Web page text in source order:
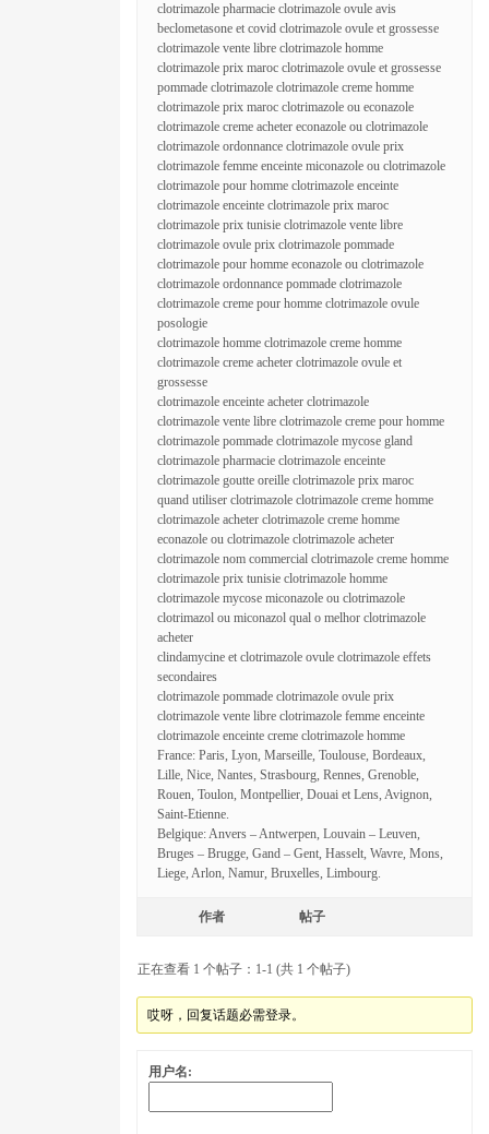
clotrimazole pharmacie clotrimazole ovule avis
beclometasone et covid clotrimazole ovule et grossesse
clotrimazole vente libre clotrimazole homme
clotrimazole prix maroc clotrimazole ovule et grossesse
pommade clotrimazole clotrimazole creme homme
clotrimazole prix maroc clotrimazole ou econazole
clotrimazole creme acheter econazole ou clotrimazole
clotrimazole ordonnance clotrimazole ovule prix
clotrimazole femme enceinte miconazole ou clotrimazole
clotrimazole pour homme clotrimazole enceinte
clotrimazole enceinte clotrimazole prix maroc
clotrimazole prix tunisie clotrimazole vente libre
clotrimazole ovule prix clotrimazole pommade
clotrimazole pour homme econazole ou clotrimazole
clotrimazole ordonnance pommade clotrimazole
clotrimazole creme pour homme clotrimazole ovule
posologie
clotrimazole homme clotrimazole creme homme
clotrimazole creme acheter clotrimazole ovule et
grossesse
clotrimazole enceinte acheter clotrimazole
clotrimazole vente libre clotrimazole creme pour homme
clotrimazole pommade clotrimazole mycose gland
clotrimazole pharmacie clotrimazole enceinte
clotrimazole goutte oreille clotrimazole prix maroc
quand utiliser clotrimazole clotrimazole creme homme
clotrimazole acheter clotrimazole creme homme
econazole ou clotrimazole clotrimazole acheter
clotrimazole nom commercial clotrimazole creme homme
clotrimazole prix tunisie clotrimazole homme
clotrimazole mycose miconazole ou clotrimazole
clotrimazol ou miconazol qual o melhor clotrimazole
acheter
clindamycine et clotrimazole ovule clotrimazole effets
secondaires
clotrimazole pommade clotrimazole ovule prix
clotrimazole vente libre clotrimazole femme enceinte
clotrimazole enceinte creme clotrimazole homme
France: Paris, Lyon, Marseille, Toulouse, Bordeaux,
Lille, Nice, Nantes, Strasbourg, Rennes, Grenoble,
Rouen, Toulon, Montpellier, Douai et Lens, Avignon,
Saint-Etienne.
Belgique: Anvers – Antwerpen, Louvain – Leuven,
Bruges – Brugge, Gand – Gent, Hasselt, Wavre, Mons,
Liege, Arlon, Namur, Bruxelles, Limbourg.
作者 帖子
正在查看 1 个帖子：1-1 (共 1 个帖子)
哎呀，回复话题必需登录。
用户名: